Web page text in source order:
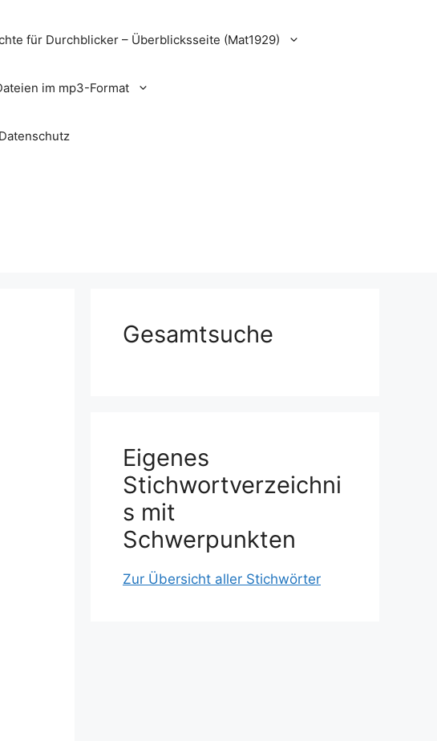
für Durchblicker – Überblicksseite (Mat1929)
im mp3-Format
Datenschutz
Gesamtsuche
Eigenes
Stichwortverzeichni
s mit
Schwerpunkten
Zur Übersicht aller Stichwörter